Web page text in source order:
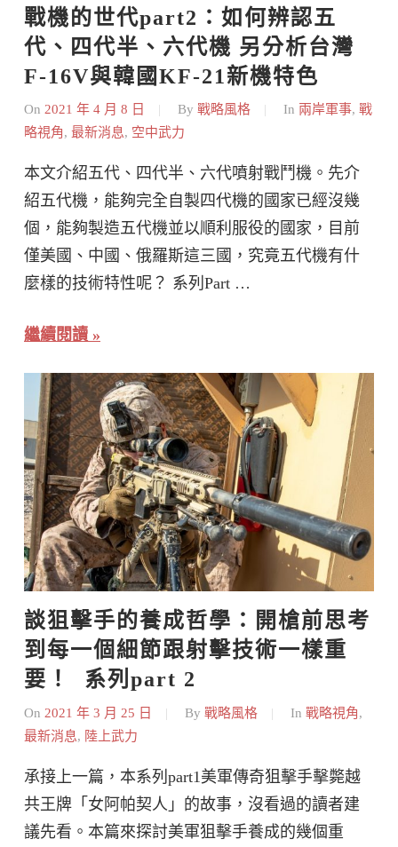
戰機的世代part2：如何辨認五
代、四代半、六代機 另分析台灣
F-16V與韓國KF-21新機特色
On 2021 年 4 月 8 日 By 戰略風格 In 兩岸軍事, 戰
略視角, 最新消息, 空中武力
本文介紹五代、四代半、六代噴射戰鬥機。先介
紹五代機，能夠完全自製四代機的國家已經沒幾
個，能夠製造五代機並以順利服役的國家，目前
僅美國、中國、俄羅斯這三國，究竟五代機有什
麼樣的技術特性呢？ 系列Part …
繼續閱讀
談狙擊手的養成哲學：開槍前思考
到每一個細節跟射擊技術一樣重
要！  系列part 2
On 2021 年 3 月 25 日 By 戰略風格 In 戰略視角,
最新消息, 陸上武力
承接上一篇，本系列part1美軍傳奇狙擊手擊斃越
共王牌「女阿帕契人」的故事，沒看過的讀者建
議先看。本篇來探討美軍狙擊手養成的幾個重